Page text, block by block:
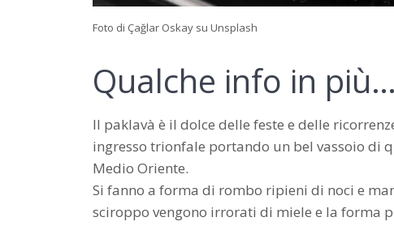
Foto di Çağlar Oskay su Unsplash
Qualche info in più…
Il paklavà è il dolce delle feste e delle
ingresso trionfale portando un bel vassoio di
Medio Oriente.
Si fanno a forma di rombo ripieni di noci e
sciroppo vengono irrorati di miele e la forma